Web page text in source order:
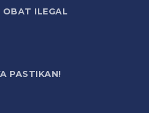
OBAT ILEGAL
PASTIKAN!